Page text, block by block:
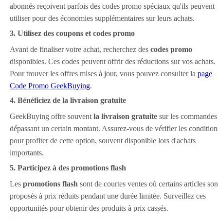
abonnés reçoivent parfois des codes promo spéciaux qu'ils peuvent
utiliser pour des économies supplémentaires sur leurs achats.
3. Utilisez des coupons et codes promo
Avant de finaliser votre achat, recherchez des codes promo
disponibles. Ces codes peuvent offrir des réductions sur vos achats.
Pour trouver les offres mises à jour, vous pouvez consulter la page
Code Promo GeekBuying.
4. Bénéficiez de la livraison gratuite
GeekBuying offre souventla livraison gratuite sur les commandes
dépassant un certain montant. Assurez-vous de vérifier les
pour profiter de cette option, souvent disponible lors d'achats
importants.
5. Participez à des promotions flash
Les promotions flash sont de courtes ventes où certains articles
proposés à prix réduits pendant une durée limitée. Surveillez ces
opportunités pour obtenir des produits à prix cassés.